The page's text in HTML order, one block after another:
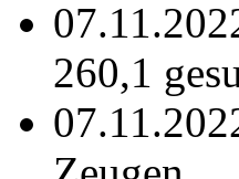
260,1